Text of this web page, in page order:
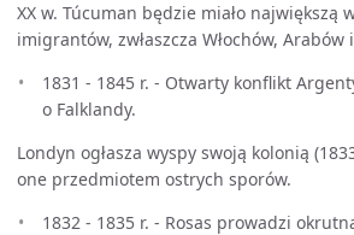
XX w. Túcuman będzie miało największą
imigrantów, zwłaszcza Włochów, Arabów
1831 - 1845 r. - Otwarty konflikt
o Falklandy.
Londyn ogłasza wyspy swoją kolonią
one przedmiotem ostrych sporów.
1832 - 1835 r. - Rosas prowadzi